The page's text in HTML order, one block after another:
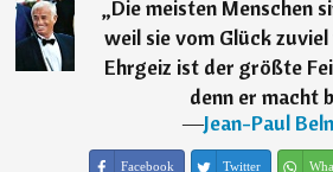
„Die meisten Menschen
weil sie vom Glück
Ehrgeiz ist der größte
denn er macht
―Jean-Paul
Facebook Twitter